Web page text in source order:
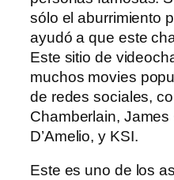
sólo el aburrimiento
ayudó a que este
Este sitio de
muchos movies
de redes sociales,
Chamberlain, James
D’Amelio, y KSI.
Este es uno de los